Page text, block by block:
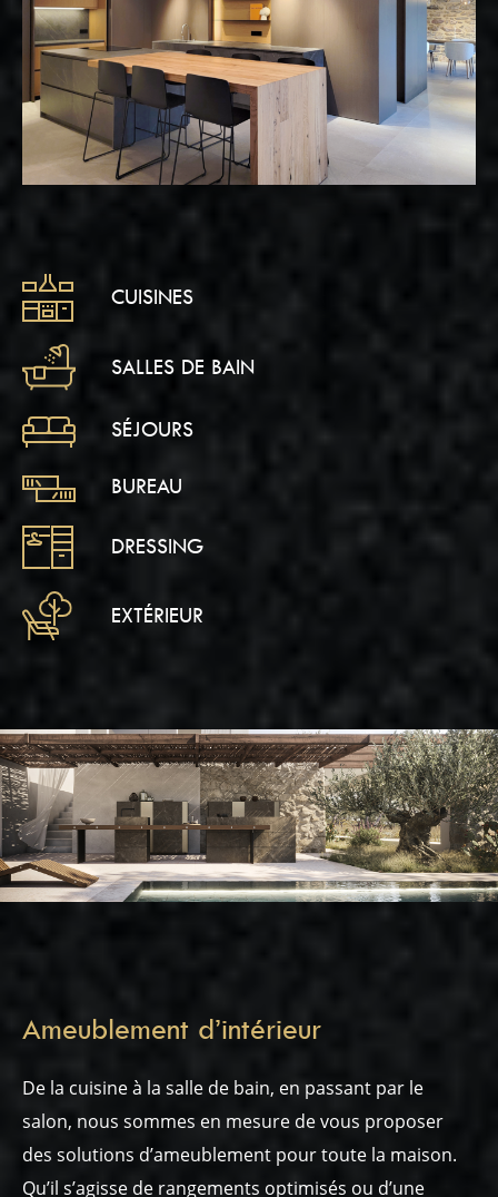
CUISINES
SALLES DE BAIN
SÉJOURS
BUREAU
DRESSING
EXTÉRIEUR
Ameublement d’intérieur
De la cuisine à la salle de bain, en passant par le
salon, nous sommes en mesure de vous proposer
des solutions d’ameublement pour toute la maison.
Qu’il s’agisse de rangements optimisés ou d’une